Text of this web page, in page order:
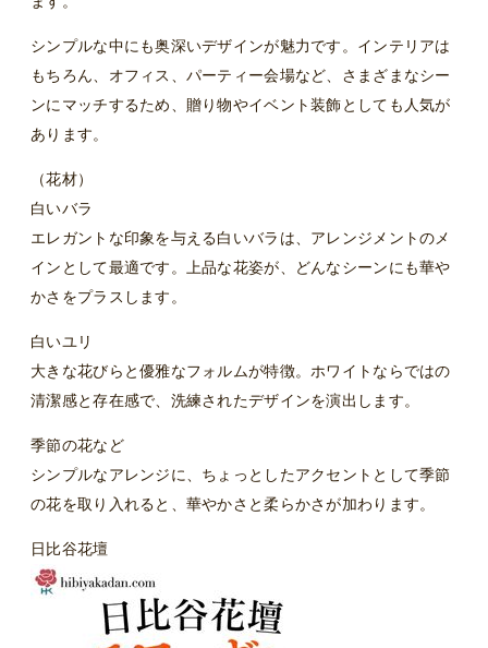
シンプルな中にも奥深いデザインが魅力です。インテリアは
もちろん、オフィス、パーティー会場など、さまざまなシー
ンにマッチするため、贈り物やイベント装飾としても人気が
あります。
（花材）
白いバラ
エレガントな印象を与える白いバラは、アレンジメントのメ
インとして最適です。上品な花姿が、どんなシーンにも華や
かさをプラスします。
白いユリ
大きな花びらと優雅なフォルムが特徴。ホワイトならではの
清潔感と存在感で、洗練されたデザインを演出します。
季節の花など
シンプルなアレンジに、ちょっとしたアクセントとして季節
の花を取り入れると、華やかさと柔らかさが加わります。
日比谷花壇